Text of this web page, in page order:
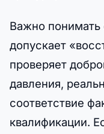
Важно понимать
допускает
проверяет
давления,
соответствие
квалификации.